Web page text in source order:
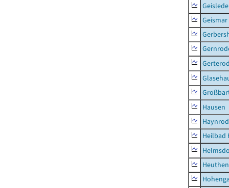
Geismar
Hausen
Heilbad
Heuthen